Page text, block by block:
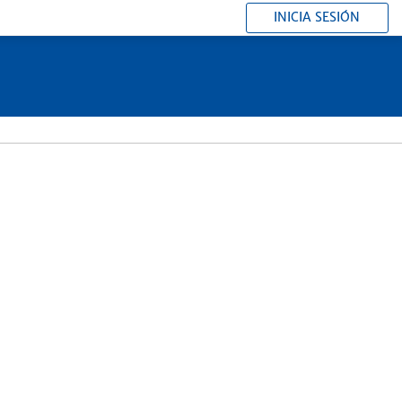
INICIA SESIÓN